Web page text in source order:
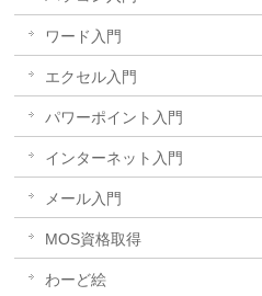
ワード入門
エクセル入門
パワーポイント入門
インターネット入門
メール入門
MOS資格取得
わーど絵